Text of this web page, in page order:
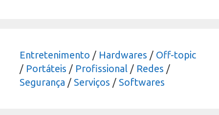
Entretenimento / Hardwares / Off-topic
/ Portáteis / Profissional / Redes /
Segurança / Serviços / Softwares